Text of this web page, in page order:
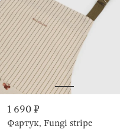
1 690 ₽
Фартук, Fungi stripe